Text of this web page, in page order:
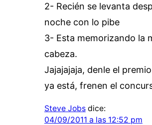
2- Recién se levanta
noche con lo pibe
3- Esta memorizando la
cabeza.
Jajajajaja, denle el
ya está, frenen el
Steve Jobs dice:
04/09/2011 a las 12:52 pm